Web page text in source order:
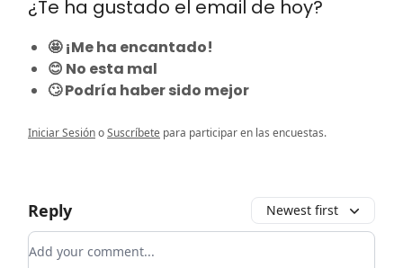
¿Te ha gustado el email de hoy?
🤩 ¡Me ha encantado!
😊 No esta mal
🙄 Podría haber sido mejor
Iniciar SesiónoSuscríbete para participar en las encuestas.
Reply Newest first
Add your comment